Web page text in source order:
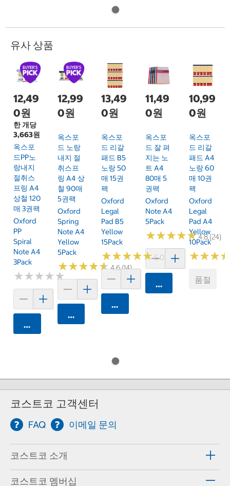
유사 상품
12,49
0원
한 개당
3,663원
옥스포
드PP노
랑내지
절취스
프링 A4
상철 120
매 3권팩
Oxford
PP
Spiral
Note A4
3Pack
★★★★★
★★★★★
카트에 담기
12,99
0원
옥스포
드 노랑
내지 절
취스프
링 A4 상
철 90매
5권팩
Oxford
Spring
Note A4
Yellow
5Pack
★★★★★
★★★★★4.6 (14)
카트에 담기
13,49
0원
옥스포
드 리갈
패드 B5
노랑 50
매 15권
팩
Oxford
Legal
Pad B5
Yellow
15Pack
★★★★★
★★★★★5.0 (5)
카트에 담기
11,49
0원
옥스포
드 잘 펴
지는 노
트 A4
80매 5
권팩
Oxford
Note A4
5Pack
★★★★★
★★★★★4.8 (24)
카트에 담기
10,99
0원
옥스포
드 리갈
패드 A4
노랑 60
매 10권
팩
Oxford
Legal
Pad A4
Yellow
10Pack
★★★
★★★
품절
코스트코 고객센터
FAQ 이메일 문의
코스트코 소개
코스트코 멤버십